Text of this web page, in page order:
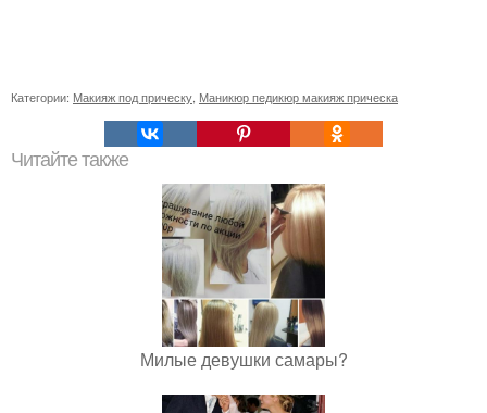
Категории: Макияж под прическу Маникюр педикюр макияж прическа
Читайте также
Милые девушки самары?